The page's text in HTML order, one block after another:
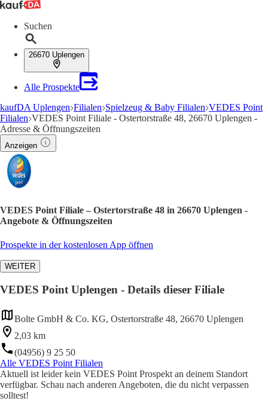
Suchen
26670 Uplengen
Alle Prospekte
kaufDA Uplengen Filialen Spielzeug & Baby Filialen VEDES Point
Filialen VEDES Point Filiale - Ostertorstraße 48, 26670 Uplengen -
Adresse & Öffnungszeiten
Anzeigen
VEDES Point Filiale – Ostertorstraße 48 in 26670 Uplengen -
Angebote & Öffnungszeiten
Prospekte in der kostenlosen App öffnen
WEITER
VEDES Point Uplengen - Details dieser Filiale
Bolte GmbH & Co. KG, Ostertorstraße 48, 26670 Uplengen
2,03 km
(04956) 9 25 50
Alle VEDES Point Filialen
Aktuell ist leider kein VEDES Point Prospekt an deinem Standort
verfügbar. Schau nach anderen Angeboten, die du nicht verpassen
solltest!